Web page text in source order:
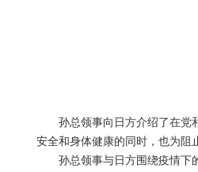
孙总领事向日方介绍了在党和
安全和身体健康的同时，也为阻
孙总领事与日方围绕疫情下的